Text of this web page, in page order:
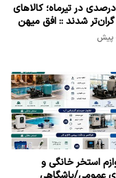
ورم ۳.۱ درصدی در تیرماه؛ کالاهای
شدند :: افق میهن
استخر خانگی و